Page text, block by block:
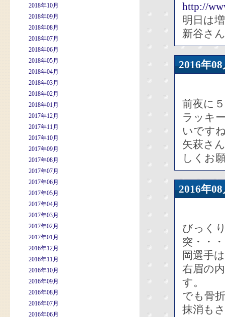
2018年10月
2018年09月
2018年08月
2018年07月
2018年06月
2018年05月
2018年04月
2018年03月
2018年02月
2018年01月
2017年12月
2017年11月
2017年10月
2017年09月
2017年08月
2017年07月
2017年06月
2017年05月
2017年04月
2017年03月
2017年02月
2017年01月
2016年12月
2016年11月
2016年10月
2016年09月
2016年08月
2016年07月
2016年06月
http://
明日は
新谷さ
2016年
前夜に
ラッキ
いです
矢萩さ
しくお
2016年
びっく
突・・
岡選手
右眉の
す。
でも骨
抹消も